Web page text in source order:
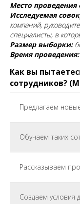
Место проведения
Исследуемая
компаний,
специалисты, в
Размер выборки:
Время проведения:
Как вы
сотрудников?
Предлагаем
Обучаем таких
Рассказываем
Создаем условия